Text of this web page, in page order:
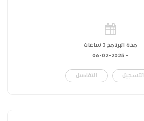
مدة البرنامج 3 ساعات
-
06-02-2025
التسجيل التفاصيل